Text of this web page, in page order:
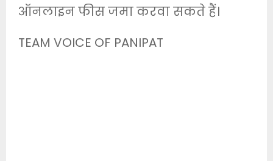
ऑनलाइन फीस जमा करवा सकते हैं।
TEAM VOICE OF PANIPAT